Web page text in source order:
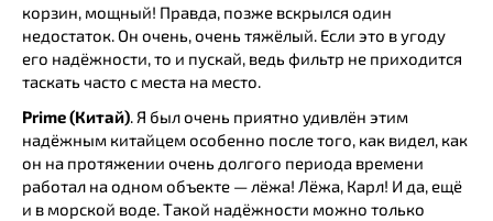
корзин, мощный! Правда, позже вскрылся один
недостаток. Он очень, очень тяжёлый. Если это в угоду
его надёжности, то и пускай, ведь фильтр не приходится
таскать часто с места на место.
Prime (Китай). Я был очень приятно удивлён этим
надёжным китайцем особенно после того, как видел, как
он на протяжении очень долгого периода времени
работал на одном объекте — лёжа! Лёжа, Карл! И да, ещё
и в морской воде. Такой надёжности можно только